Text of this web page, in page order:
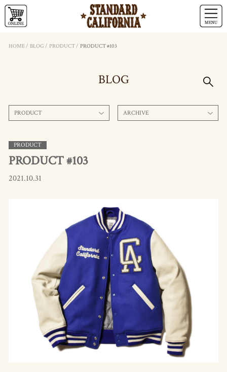
HOME/ BLOG / PRODUCT/ PRODUCT #103
BLOG
PRODUCT ARCHIVE
PRODUCT
PRODUCT #103
2021.10.31